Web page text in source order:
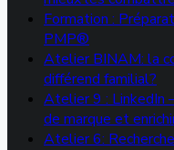
Formation :
PMP®
Atelier BINAM: la
différend familial?
Atelier 9 : LinkedIn
de marque et
Atelier 6: